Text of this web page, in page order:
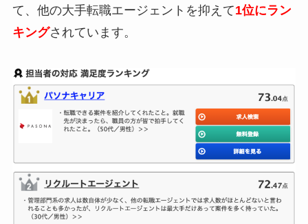
て、他の大手転職エージェントを抑えて1位にラン
キングされています。